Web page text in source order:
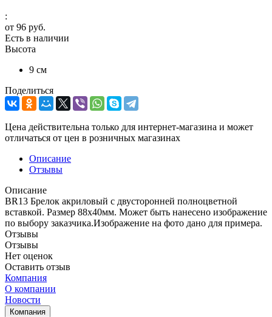
:
от 96 руб.
Есть в наличии
Высота
9 см
Поделиться
Цена действительна только для интернет-магазина и может
отличаться от цен в розничных магазинах
Описание
Отзывы
Описание
BR13 Брелок акриловый с двусторонней полноцветной
вставкой. Размер 88х40мм. Может быть нанесено изображение
по выбору заказчика.Изображение на фото дано для примера.
Отзывы
Отзывы
Нет оценок
Оставить отзыв
Компания
О компании
Новости
Компания